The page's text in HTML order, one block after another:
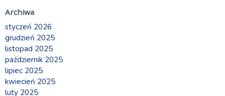
Archiwa
styczeń 2026
grudzień 2025
listopad 2025
październik 2025
lipiec 2025
kwiecień 2025
luty 2025